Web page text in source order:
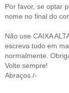
Por favor, se optar
nome no final do
Não use CAIXA
escreva tudo em
normalmente.
Volte sempre!
Abraços./-